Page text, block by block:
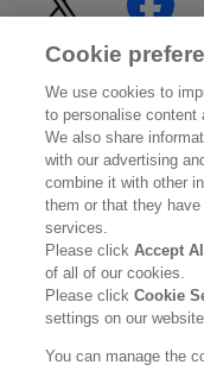
Home
サステナビリティ
ブランド
ニュースルーム
利用規約 花王のアクセシ
Cookie
We use cookies to
to personalise content
We also share
with our advertising
combine it with other
them or that they
services.
Please clickAccept
of all of our cookies.
Please clickCookie
settings on our
You can manage the